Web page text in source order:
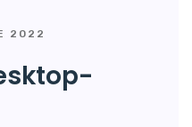
2022